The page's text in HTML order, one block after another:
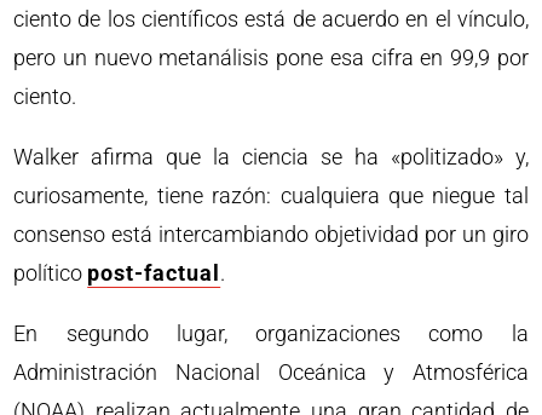
ciento de los científicos está de acuerdo en el vínculo,
pero un nuevo metanálisis pone esa cifra en 99,9 por
ciento.
Walker afirma que la ciencia se ha «politizado» y,
curiosamente, tiene razón: cualquiera que niegue tal
consenso está intercambiando objetividad por un giro
político post-factual .
En segundo lugar, organizaciones como la
Administración Nacional Oceánica y Atmosférica